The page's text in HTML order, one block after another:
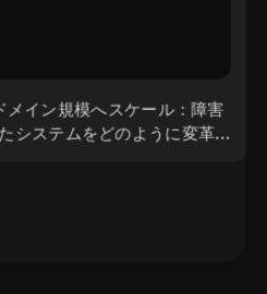
メイン規模へスケール：障害
システムをどのように変革